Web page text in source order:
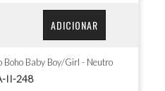
ADICIONAR
Boho Baby Boy/Girl - Neutro
II-248